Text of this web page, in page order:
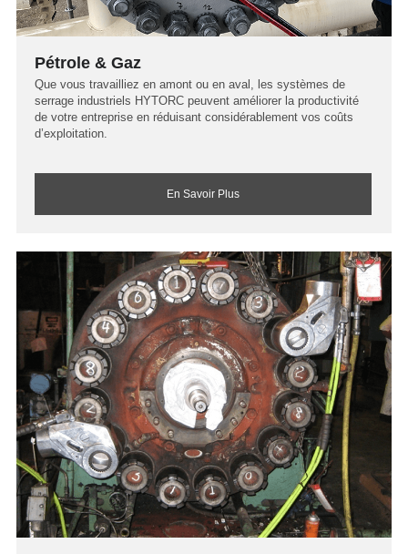
Pétrole & Gaz
Que vous travailliez en amont ou en aval, les systèmes de
serrage industriels HYTORC peuvent améliorer la productivité
de votre entreprise en réduisant considérablement vos coûts
d’exploitation.
En Savoir Plus